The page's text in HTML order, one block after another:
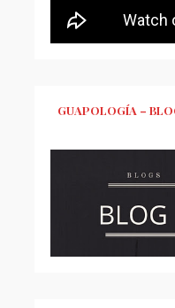
GUAPOLOGÍA –